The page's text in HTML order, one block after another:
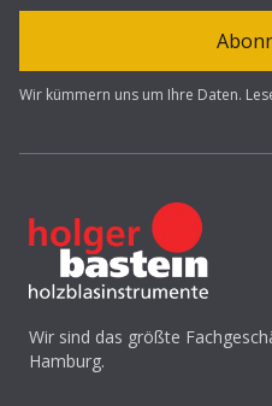
Wir kümmern uns um Ihre Daten.
Wir sind das größte
Hamburg.